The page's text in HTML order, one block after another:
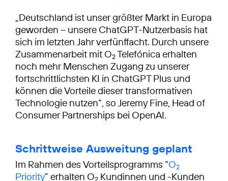
„Deutschland ist unser größter Markt in Europa
geworden – unsere ChatGPT-Nutzerbasis hat
sich im letzten Jahr verfünffacht. Durch unsere
Zusammenarbeit mit O2Telefónica erhalten
noch mehr Menschen Zugang zu unserer
fortschrittlichsten KI in ChatGPT Plus und
können die Vorteile dieser transformativen
Technologie nutzen“, so Jeremy Fine, Head of
Consumer Partnerships bei OpenAI.
Schrittweise Ausweitung geplant
Im Rahmen des Vorteilsprogramms “O2
Priority” erhalten O2 Kundinnen und -Kunden